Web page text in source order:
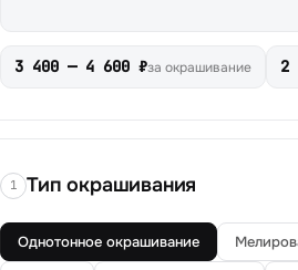
3 400 — 4 600 ₽за окрашивание 2
1 Тип окрашивания
Однотонное окрашивание